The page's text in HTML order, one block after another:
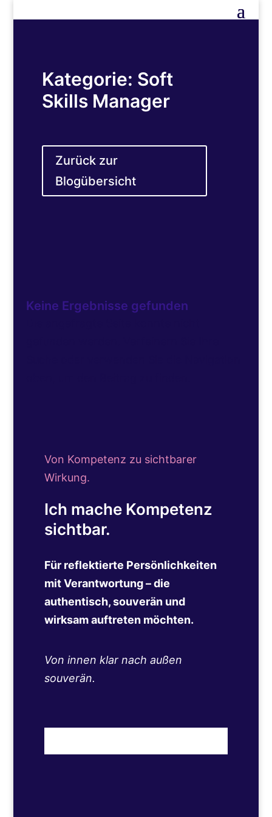
Kategorie: Soft
Skills Manager
Zurück zur
Blogübersicht
Keine Ergebnisse gefunden
Von Kompetenz zu sichtbarer
Wirkung.
Ich mache Kompetenz
sichtbar.
Für reflektierte Persönlichkeiten
mit Verantwortung – die
authentisch, souverän und
wirksam auftreten möchten.
Von innen klar nach außen
souverän.